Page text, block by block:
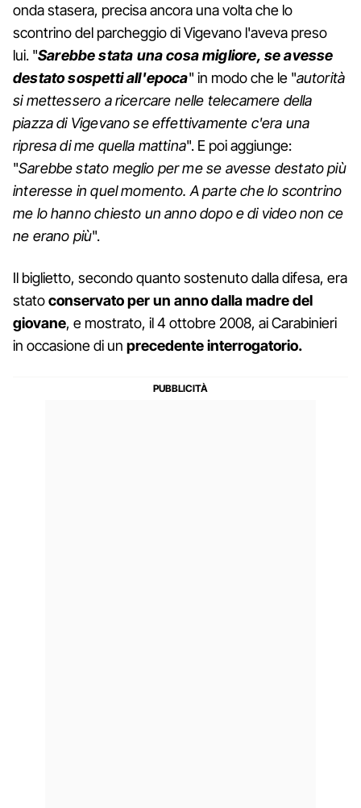
onda stasera, precisa ancora una volta che lo
scontrino del parcheggio di Vigevano l'aveva preso
lui. "Sarebbe stata una cosa migliore, se avesse
destato sospetti all'epoca" in modo che le "autorità
si mettessero a ricercare nelle telecamere della
piazza di Vigevano se effettivamente c'era una
ripresa di me quella mattina". E poi aggiunge:
"Sarebbe stato meglio per me se avesse destato più
interesse in quel momento. A parte che lo scontrino
me lo hanno chiesto un anno dopo e di video non ce
ne erano più".
Il biglietto, secondo quanto sostenuto dalla difesa, era
statoconservato per un anno dalla madre del
giovane, e mostrato, il 4 ottobre 2008, ai Carabinieri
in occasione di un precedente interrogatorio.